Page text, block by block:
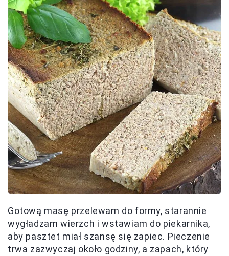
Gotową masę przelewam do formy, starannie
wygładzam wierzch i wstawiam do piekarnika,
aby pasztet miał szansę się zapiec. Pieczenie
trwa zazwyczaj około godziny, a zapach, który